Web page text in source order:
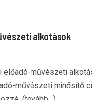
alkotások
előadó-művészeti
művészeti minősítő